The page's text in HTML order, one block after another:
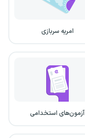
امریه سربازی
آزمون‌های استخدامی